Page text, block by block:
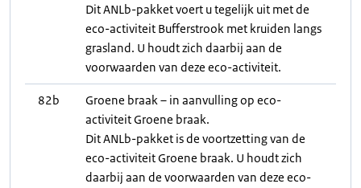
Dit ANLb-pakket voert u tegelijk uit met de
eco-activiteit Bufferstrook met kruiden langs
grasland. U houdt zich daarbij aan de
voorwaarden van deze eco-activiteit.
82b
Groene braak – in aanvulling op eco-
activiteit Groene braak.
Dit ANLb-pakket is de voortzetting van de
eco-activiteit Groene braak. U houdt zich
daarbij aan de voorwaarden van deze eco-